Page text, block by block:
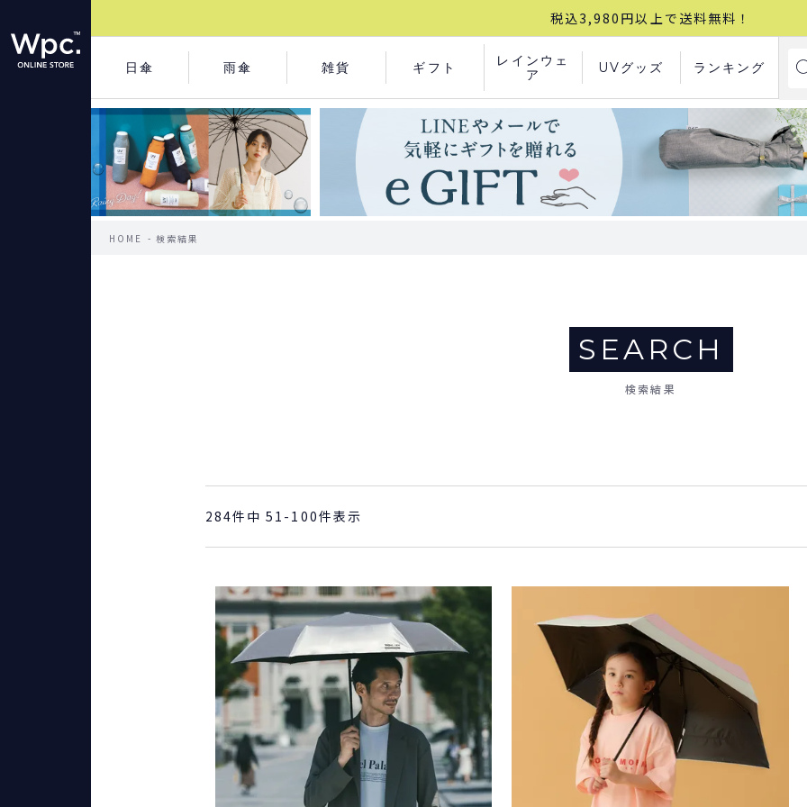
税込3,980円以上で送料無料！
日傘 雨傘 雑貨 ギフト
レインウェ
ア
UVグッズ ランキング
HOME 検索結果
SEARCH
検索結果
284件中 51 - 100件表示